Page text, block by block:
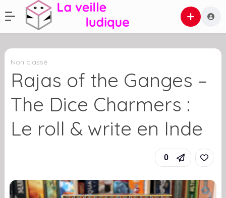
Non classé
Rajas of the Ganges –
The Dice Charmers :
Le roll & write en Inde
0